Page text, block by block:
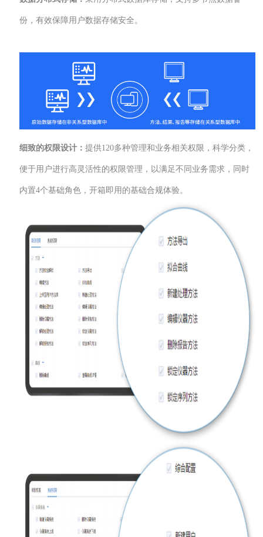
份，有效保障用户数据存储安全。
细致的权限设计：提供120多种管理和业务相关权限，科学分类，
便于用户进行高灵活性的权限管理，以满足不同业务需求，同时
内置4个基础角色，开箱即用的基础合规体验。